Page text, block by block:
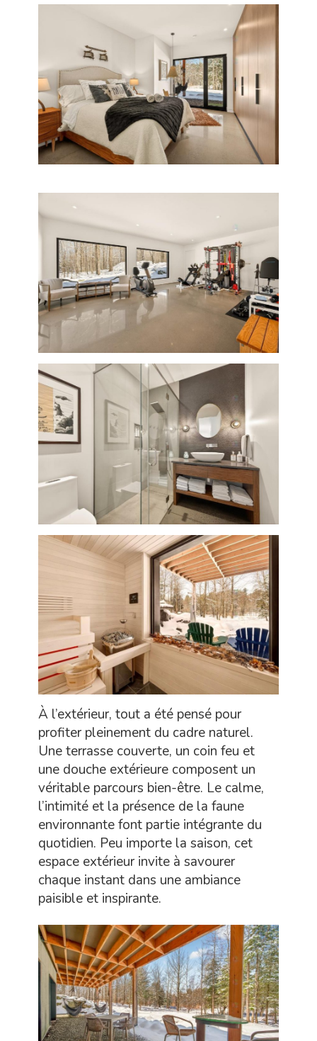
À l’extérieur, tout a été pensé pour
profiter pleinement du cadre naturel.
Une terrasse couverte, un coin feu et
une douche extérieure composent un
véritable parcours bien-être. Le calme,
l’intimité et la présence de la faune
environnante font partie intégrante du
quotidien. Peu importe la saison, cet
espace extérieur invite à savourer
chaque instant dans une ambiance
paisible et inspirante.